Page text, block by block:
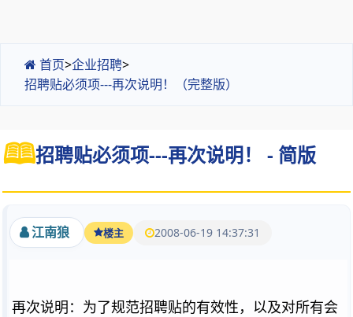
首页>企业招聘>
招聘贴必须项---再次说明！（完整版）
招聘贴必须项---再次说明！ - 简版
江南狼 楼主 2008-06-19 14:37:31
再次说明：为了规范招聘贴的有效性，以及对所有会